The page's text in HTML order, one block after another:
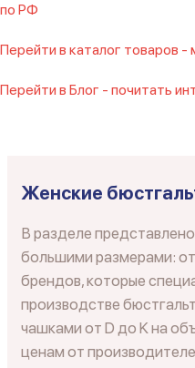
по РФ
Перейти в каталог товаров
Перейти в Блог - почитать
Женские
В разделе
большими размерами:
брендов, которые
производстве
чашками от D до K на
ценам от